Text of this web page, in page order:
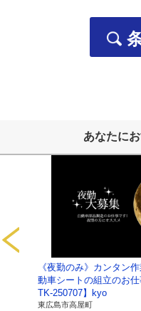
・ご要望いただい
採用応募者の個人
・法律で特定され
【保有個人デ
1.当社の名
称及び住
所、代表者
名称：有限
住所：広島
代表者：磯
あなたに
《夜勤のみ》カンタン
動車シートの組立のお
TK-250707】kyo
東広島市高屋町